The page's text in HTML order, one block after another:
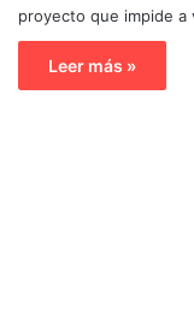
proyecto que impide
Leer más »